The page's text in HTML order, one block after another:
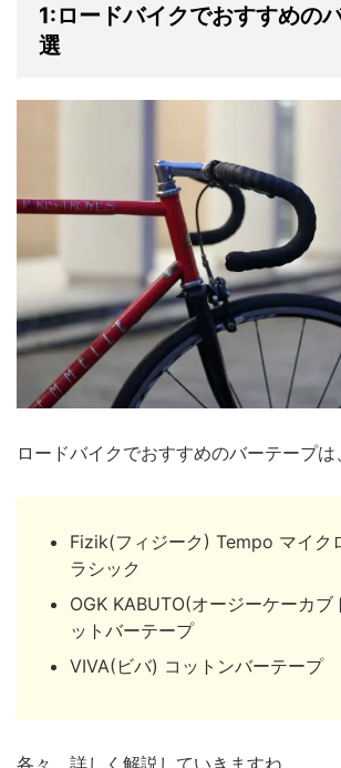
1:ロードバイクでおすすめの
選
ロードバイクでおすすめのバーテープは
Fizik(フィジーク) Tempo マイク
ラシック
OGK KABUTO(オージーケーカブ
ットバーテープ
VIVA(ビバ) コットンバーテープ